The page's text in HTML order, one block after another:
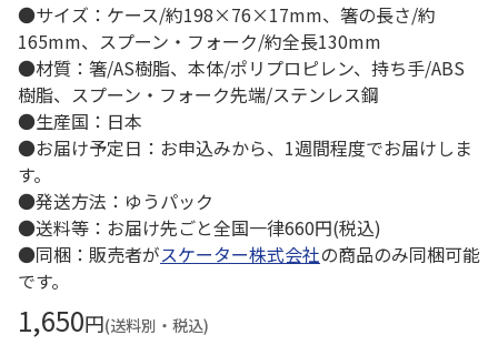
●サイズ：ケース/約198×76×17mm、箸の長さ/約
165mm、スプーン・フォーク/約全長130mm
●材質：箸/AS樹脂、本体/ポリプロピレン、持ち手/ABS
樹脂、スプーン・フォーク先端/ステンレス鋼
●生産国：日本
●お届け予定日：お申込みから、1週間程度でお届けしま
す。
●発送方法：ゆうパック
●送料等：お届け先ごと全国一律660円(税込)
●同梱：販売者がスケーター株式会社の商品のみ同梱可能
です。
1,650円(送料別・税込)